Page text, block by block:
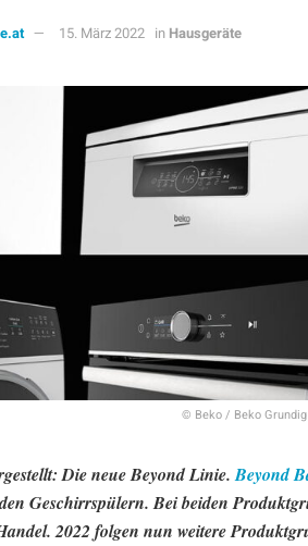
15. März 2022 in Hausgeräte
© Beko / Beko
Die neue Beyond Linie.Beyond
Geschirrspülern. Bei beiden
2022 folgen nun weitere